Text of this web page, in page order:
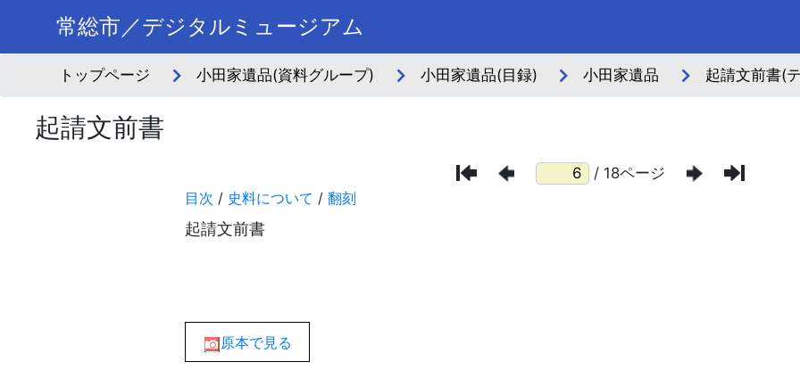
常総市／デジタルミュージアム
トップページ 小田家遺品(資料グループ) 小田家遺品(目録) 小田家遺品 起請文前書(
起請文前書
/ 18ページ